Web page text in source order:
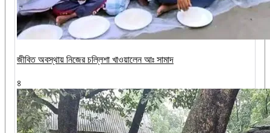
জীবিত অবস্থায় নিজের চল্লিশা খাওয়ালেন আঃ সামাদ
৪